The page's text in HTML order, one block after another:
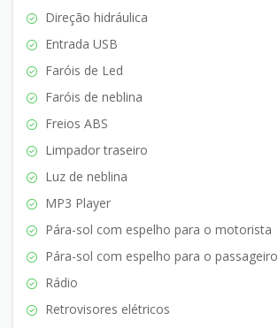
Direção hidráulica
Entrada USB
Faróis de Led
Faróis de neblina
Freios ABS
Limpador traseiro
Luz de neblina
MP3 Player
Pára-sol com espelho para o motorista
Pára-sol com espelho para o passageiro
Rádio
Retrovisores elétricos